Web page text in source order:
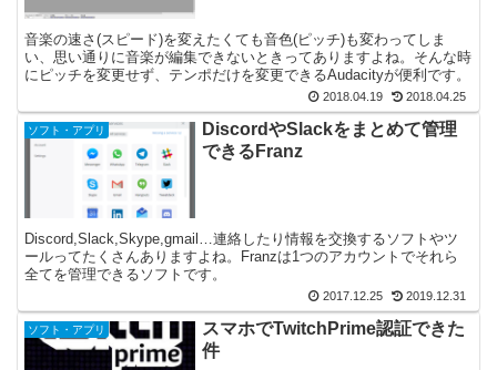
音楽の速さ(スピード)を変えたくても音色(ピッチ)も変わってしま
い、思い通りに音楽が編集できないときってありますよね。そんな時
にピッチを変更せず、テンポだけを変更できるAudacityが便利です。
2018.04.19 2018.04.25
ソフト・アプリ
DiscordやSlackをまとめて管理
できるFranz
Discord,Slack,Skype,gmail…連絡したり情報を交換するソフトやツ
ールってたくさんありますよね。Franzは1つのアカウントでそれら
全てを管理できるソフトです。
2017.12.25 2019.12.31
ソフト・アプリ
スマホでTwitchPrime認証できた
件